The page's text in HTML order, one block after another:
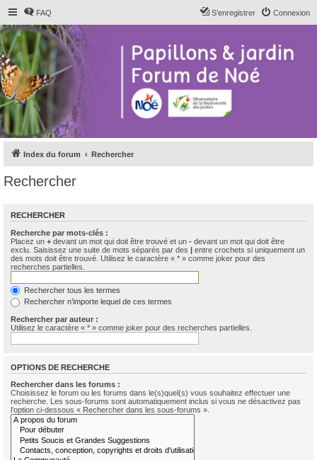
FAQ Connexion
S’enregistrer
Index du forum Rechercher
Rechercher
RECHERCHER
Recherche par mots-clés :
Placez un + devant un mot qui doit être trouvé et un - devant un mot qui doit être
exclu. Saisissez une suite de mots séparés par des | entre crochets si uniquement un
des mots doit être trouvé. Utilisez le caractère « * » comme joker pour des
recherches partielles.
Rechercher tous les termes
Rechercher n’importe lequel de ces termes
Rechercher par auteur :
Utilisez le caractère « * » comme joker pour des recherches partielles.
OPTIONS DE RECHERCHE
Rechercher dans les forums :
Choisissez le forum ou les forums dans le(s)quel(s) vous souhaitez effectuer une
recherche. Les sous-forums sont automatiquement inclus si vous ne désactivez pas
l’option ci-dessous « Rechercher dans les sous-forums ».